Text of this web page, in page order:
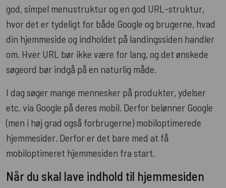
god, simpel menustruktur og en god URL-struktur,
hvor det er tydeligt for både Google og brugerne, hvad
din hjemmeside og indholdet på landingssiden handler
om. Hver URL bør ikke være for lang, og det ønskede
søgeord bør indgå på en naturlig måde.
I dag søger mange mennesker på produkter, ydelser
etc. via Google på deres mobil. Derfor belønner Google
(men i høj grad også forbrugerne) mobiloptimerede
hjemmesider. Derfor er det bare med at få
mobiloptimeret hjemmesiden fra start.
Når du skal lave indhold til hjemmesiden